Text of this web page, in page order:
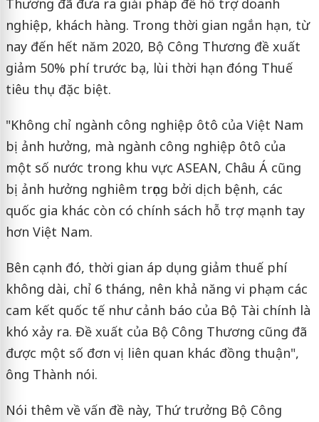
Thương đã đưa ra giải pháp để hỗ trợ doanh
nghiệp, khách hàng. Trong thời gian ngắn hạn, từ
nay đến hết năm 2020, Bộ Công Thương đề xuất
giảm 50% phí trước bạ, lùi thời hạn đóng Thuế
tiêu thụ đặc biệt.
"Không chỉ ngành công nghiệp ôtô của Việt Nam
bị ảnh hưởng, mà ngành công nghiệp ôtô của
một số nước trong khu vực ASEAN, Châu Á cũng
bị ảnh hưởng nghiêm trọng bởi dịch bệnh, các
quốc gia khác còn có chính sách hỗ trợ mạnh tay
hơn Việt Nam.
Bên cạnh đó, thời gian áp dụng giảm thuế phí
không dài, chỉ 6 tháng, nên khả năng vi phạm các
cam kết quốc tế như cảnh báo của Bộ Tài chính là
khó xảy ra. Đề xuất của Bộ Công Thương cũng đã
được một số đơn vị liên quan khác đồng thuận",
ông Thành nói.
Nói thêm về vấn đề này, Thứ trưởng Bộ Công